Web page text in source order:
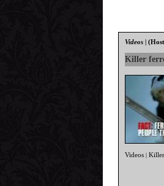
Videos |
Killer
Videos |Killer